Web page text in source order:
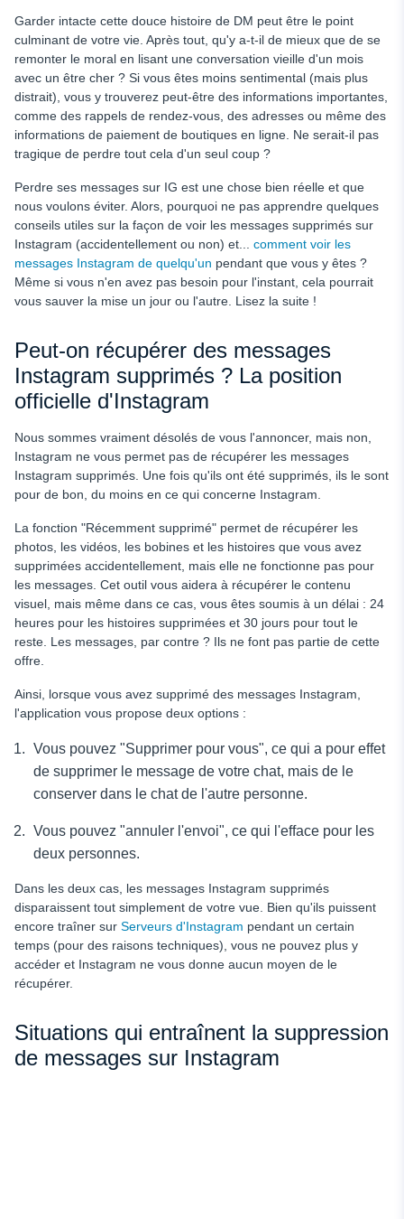
Garder intacte cette douce histoire de DM peut être le point
culminant de votre vie. Après tout, qu'y a-t-il de mieux que de se
remonter le moral en lisant une conversation vieille d'un mois
avec un être cher ? Si vous êtes moins sentimental (mais plus
distrait), vous y trouverez peut-être des informations importantes,
comme des rappels de rendez-vous, des adresses ou même des
informations de paiement de boutiques en ligne. Ne serait-il pas
tragique de perdre tout cela d'un seul coup ?
Perdre ses messages sur IG est une chose bien réelle et que
nous voulons éviter. Alors, pourquoi ne pas apprendre quelques
conseils utiles sur la façon de voir les messages supprimés sur
Instagram (accidentellement ou non) et... comment voir les
messages Instagram de quelqu'un pendant que vous y êtes ?
Même si vous n'en avez pas besoin pour l'instant, cela pourrait
vous sauver la mise un jour ou l'autre. Lisez la suite !
Peut-on récupérer des messages
Instagram supprimés ? La position
officielle d'Instagram
Nous sommes vraiment désolés de vous l'annoncer, mais non,
Instagram ne vous permet pas de récupérer les messages
Instagram supprimés. Une fois qu'ils ont été supprimés, ils le sont
pour de bon, du moins en ce qui concerne Instagram.
La fonction "Récemment supprimé" permet de récupérer les
photos, les vidéos, les bobines et les histoires que vous avez
supprimées accidentellement, mais elle ne fonctionne pas pour
les messages. Cet outil vous aidera à récupérer le contenu
visuel, mais même dans ce cas, vous êtes soumis à un délai : 24
heures pour les histoires supprimées et 30 jours pour tout le
reste. Les messages, par contre ? Ils ne font pas partie de cette
offre.
Ainsi, lorsque vous avez supprimé des messages Instagram,
l'application vous propose deux options :
Vous pouvez "Supprimer pour vous", ce qui a pour effet
de supprimer le message de votre chat, mais de le
conserver dans le chat de l'autre personne.
Vous pouvez "annuler l'envoi", ce qui l'efface pour les
deux personnes.
Dans les deux cas, les messages Instagram supprimés
disparaissent tout simplement de votre vue. Bien qu'ils puissent
encore traîner sur Serveurs d'Instagram pendant un certain
temps (pour des raisons techniques), vous ne pouvez plus y
accéder et Instagram ne vous donne aucun moyen de le
récupérer.
Situations qui entraînent la suppression
de messages sur Instagram